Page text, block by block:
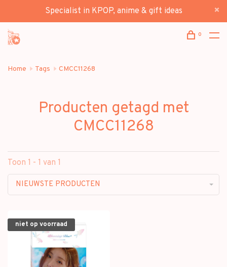
Specialist in KPOP, anime & gift ideas
0
Home Tags CMCC11268
Producten getagd met
CMCC11268
Toon 1 - 1 van 1
NIEUWSTE PRODUCTEN
niet op voorraad